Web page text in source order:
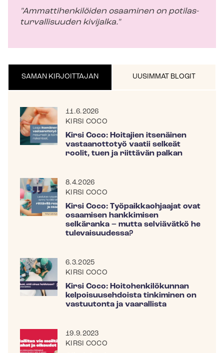
"Am­mat­ti­hen­ki­löi­den osaaminen on po­ti­las­
tur­val­li­suu­den kivijalka."
SAMAN KIRJOITTAJAN UUSIMMAT BLOGIT
11.6.2026
KIRSI COCO
Kirsi Coco: Hoitajien itsenäinen
vastaanottotyö vaatii selkeät
roolit, tuen ja riittävän palkan
8.4.2026
KIRSI COCO
Kirsi Coco: Työpaikkaohjaajat ovat
osaamisen hankkimisen
selkäranka – mutta selviävätkö he
tulevaisuudessa?
6.3.2025
KIRSI COCO
Kirsi Coco: Hoi­to­hen­ki­lö­kun­nan
kel­poi­suuseh­dois­ta tinkiminen on
vastuutonta ja vaarallista
19.9.2023
KIRSI COCO